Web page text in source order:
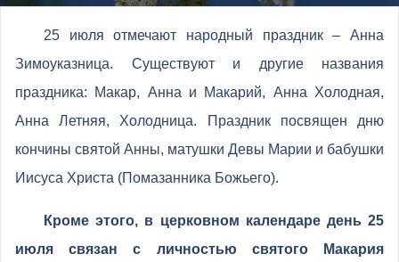
25 июля отмечают народный праздник – Анна
Зимоуказница. Существуют и другие названия
праздника: Макар, Анна и Макарий, Анна Холодная,
Анна Летняя, Холодница. Праздник посвящен дню
кончины святой Анны, матушки Девы Марии и бабушки
Иисуса Христа (Помазанника Божьего).
Кроме этого, в церковном календаре день 25
июля связан с личностью святого Макария